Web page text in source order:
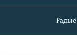
Радыё